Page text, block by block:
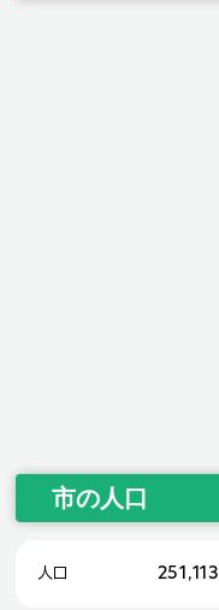
市の人口
人口 251,113